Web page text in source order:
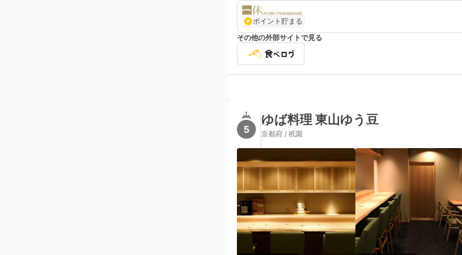
ポイント貯まる
その他の外部サイトで見る
5
ゆば料理 東山ゆう豆
京都府 / 祇園